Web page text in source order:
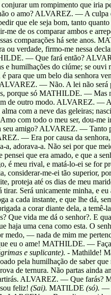
conjurar um rompimento que iria
o amo? ALVAREZ. — A culpa
que ele seja bom, tanto
me de os comparar ambos e
comparações há sete anos.
ou verdade, firmo-me nessa
— Que fará então?
e humilhações do ciúme; se
é para que um belo dia senhora
— Não. A lei não será
porque só MATHILDE. — Mas
de outro modo. ALVAREZ. —
com a neve das geleiras;
com todo o meu ser, dou-
seu amigo? ALVAREZ. — Tanto
— Era por causa da
a, adorava-a. Não sei por que
pensei que era amado, e que a
é meu rival, e matá-lo-ei se for
considerar-me-ei tão superior,
proteja até os dias de meu
tirar. Será unicamente minha, e
a cada instante, e que lhe dá,
a corar diante dela, a temê-
Que vida me dá o senhor?. E
haja uma cena como esta. O
medo, — nada de mim me
eu o ame! MATHILDE. — Faça
e suplicante). - Mathilde!
pela humilhação de saber
de ternura. Não partas ainda
ALVAREZ. — Que farás?
feliz! (Sai). MATILDE (só). —